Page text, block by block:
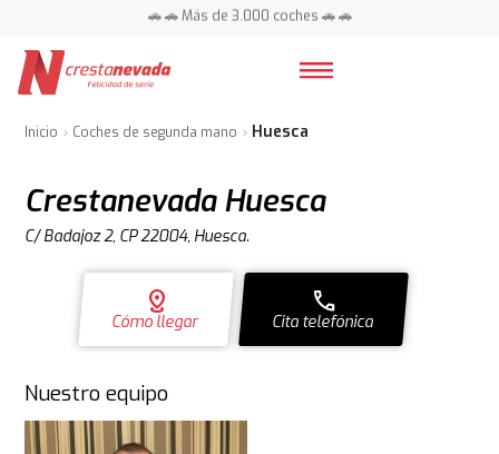
📍 Centros en toda España ⭐
📍 Centros en toda España ⭐
Inicio Coches de segunda mano Huesca
Crestanevada Huesca
C/ Badajoz 2, CP 22004, Huesca.
distance
Cómo llegar
call
Cita telefónica
Nuestro equipo